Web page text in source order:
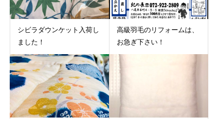
シビラダウンケット入荷し
ました！
高級羽毛のリフォームは、
お急ぎ下さい！